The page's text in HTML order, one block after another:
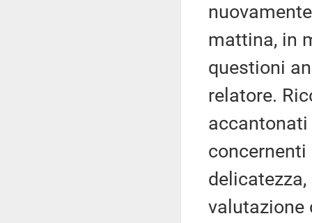
mattina, in
questioni
relatore.
valutazione